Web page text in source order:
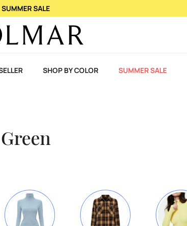
ароматів - 3-й у подарунок!
SHOP BY COLOR SUMMER SALE
Green